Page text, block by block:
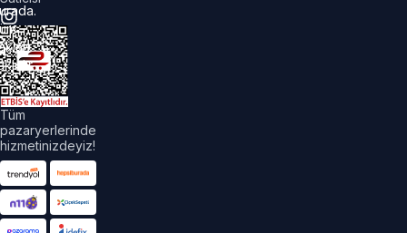
Tüm
pazaryerlerinde
hizmetinizdeyiz!